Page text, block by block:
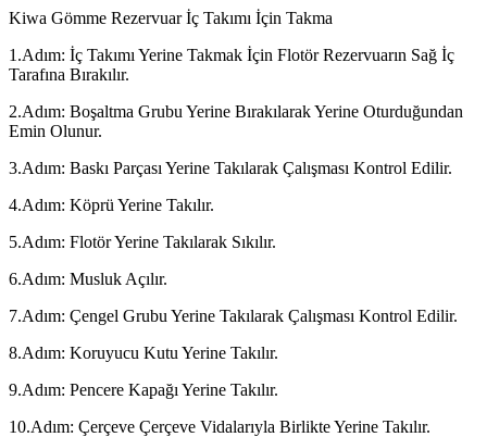
Kiwa Gömme Rezervuar İç Takımı İçin Takma
1.Adım: İç Takımı Yerine Takmak İçin Flotör Rezervuarın Sağ İç
Tarafına Bırakılır.
2.Adım: Boşaltma Grubu Yerine Bırakılarak Yerine Oturduğundan
Emin Olunur.
3.Adım: Baskı Parçası Yerine Takılarak Çalışması Kontrol Edilir.
4.Adım: Köprü Yerine Takılır.
5.Adım: Flotör Yerine Takılarak Sıkılır.
6.Adım: Musluk Açılır.
7.Adım: Çengel Grubu Yerine Takılarak Çalışması Kontrol Edilir.
8.Adım: Koruyucu Kutu Yerine Takılır.
9.Adım: Pencere Kapağı Yerine Takılır.
10.Adım: Çerçeve Çerçeve Vidalarıyla Birlikte Yerine Takılır.